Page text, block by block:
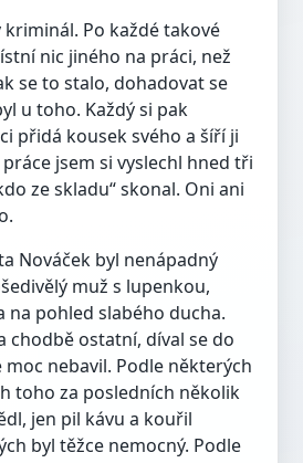
kriminál. Po každé takové
nic jiného na práci, než
se to stalo, dohadovat se
u toho. Každý si pak
přidá kousek svého a šíří ji
práce jsem si vyslechl hned tři
ze skladu“ skonal. Oni ani
Nováček byl nenápadný
muž s lupenkou,
na pohled slabého ducha.
chodbě ostatní, díval se do
moc nebavil. Podle některých
toho za posledních několik
jen pil kávu a kouřil
byl těžce nemocný. Podle